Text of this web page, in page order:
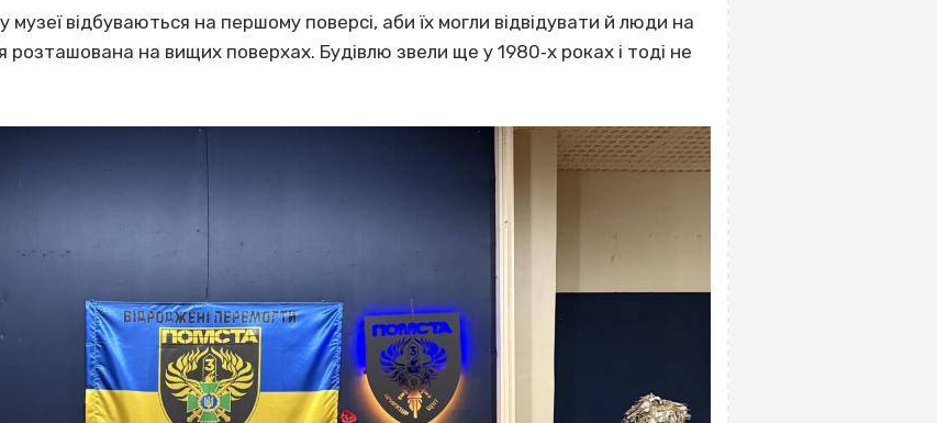
музеї відбуваються на першому поверсі, аби їх могли відвідувати й люди на
розташована на вищих поверхах. Будівлю звели ще у 1980‐х роках і тоді не